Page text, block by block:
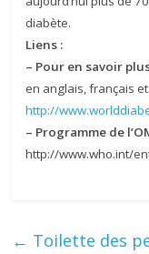
diabète.
Liens :
– Pour en savoir
en anglais, français
http://
– Programme de
http://www.who.int/
← Toilette des